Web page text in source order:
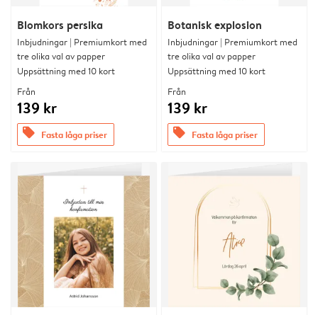
Blomkors persika
Inbjudningar | Premiumkort med
tre olika val av papper
Uppsättning med 10 kort
Från
139 kr
offers Fasta låga priser
Botanisk explosion
Inbjudningar | Premiumkort med
tre olika val av papper
Uppsättning med 10 kort
Från
139 kr
offers Fasta låga priser